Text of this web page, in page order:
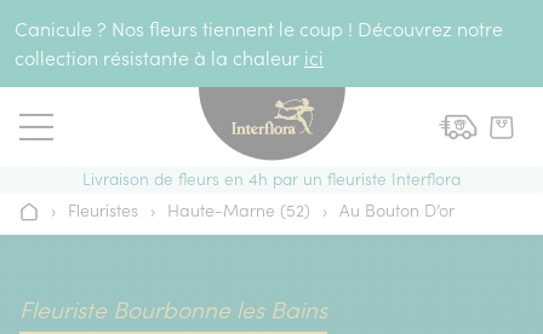
Canicule ? Nos fleurs tiennent le coup ! Découvrez notre
collection résistante à la chaleur ici
Livraison de fleurs en 4h par un fleuriste Interflora
Accueil
› Fleuristes › Haute-Marne (52) › Au Bouton D’or
Fleuriste Bourbonne les Bains